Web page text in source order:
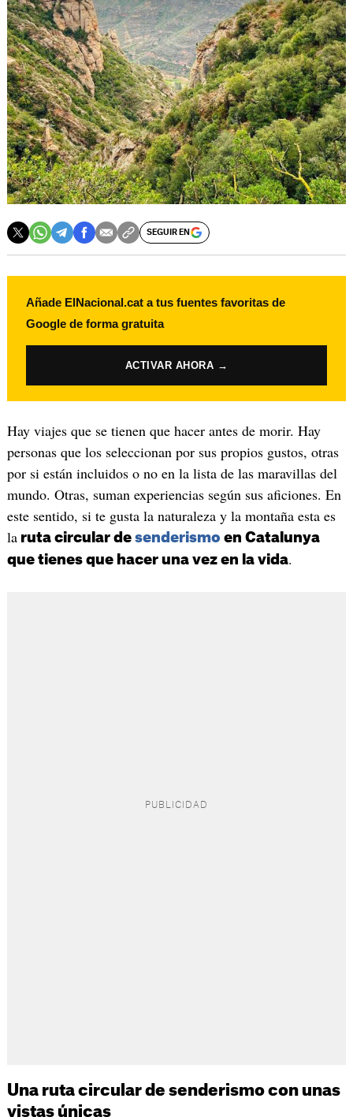
SEGUIR EN
Añade ElNacional.cat a tus fuentes favoritas de
Google de forma gratuita
ACTIVAR AHORA →
Hay viajes que se tienen que hacer antes de morir. Hay
personas que los seleccionan por sus propios gustos, otras
por si están incluidos o no en la lista de las maravillas del
mundo. Otras, suman experiencias según sus aficiones. En
este sentido, si te gusta la naturaleza y la montaña esta es
laruta circular de senderismo en Catalunya
que tienes que hacer una vez en la vida.
Una ruta circular de senderismo con unas
vistas únicas